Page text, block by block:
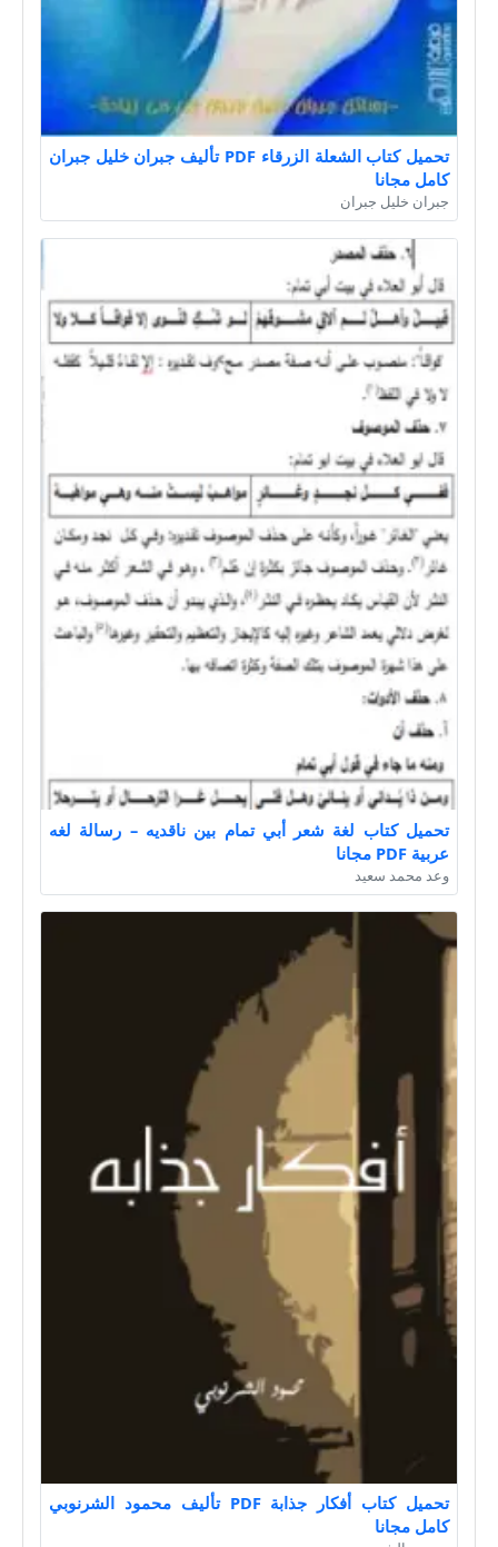
تحميل كتاب الشعلة الزرقاء PDF تأليف جبران خليل جبران
كامل مجانا
جبران خليل جبران
تحميل كتاب لغة شعر أبي تمام بين ناقديه – رسالة لغه
عربية PDF مجانا
وعد محمد سعيد
تحميل كتاب أفكار جذابة PDF تأليف محمود الشرنوبي
كامل مجانا